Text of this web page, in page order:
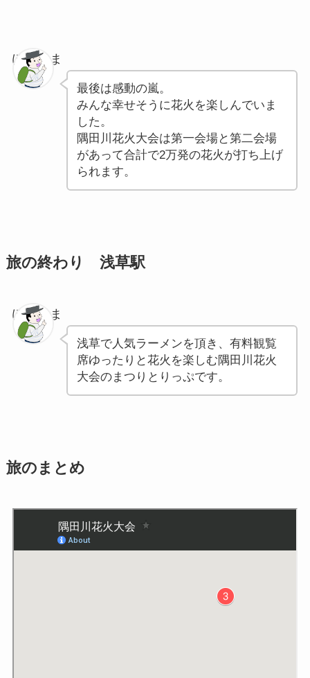
ぽちゃま
最後は感動の嵐。
みんな幸せそうに花火を楽しんでいま
した。
隅田川花火大会は第一会場と第二会場
があって合計で2万発の花火が打ち上げ
られます。
旅の終わり 浅草駅
ぽちゃま
浅草で人気ラーメンを頂き、有料観覧
席ゆったりと花火を楽しむ隅田川花火
大会のまつりとりっぷです。
旅のまとめ